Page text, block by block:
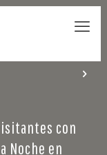
con
Noche en